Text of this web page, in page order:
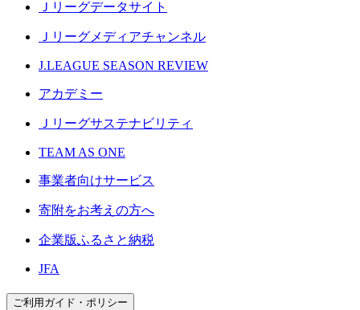
Ｊリーグデータサイト
Ｊリーグメディアチャンネル
J.LEAGUE SEASON REVIEW
アカデミー
Ｊリーグサステナビリティ
TEAM AS ONE
事業者向けサービス
寄附をお考えの方へ
企業版ふるさと納税
JFA
ご利用ガイド・ポリシー